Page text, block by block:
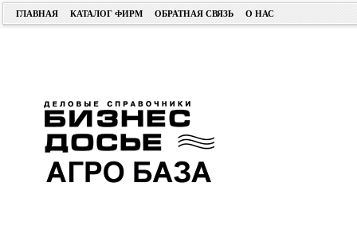
ГЛАВНАЯ КАТАЛОГ ФИРМ ОБРАТНАЯ СВЯЗЬ О НАС